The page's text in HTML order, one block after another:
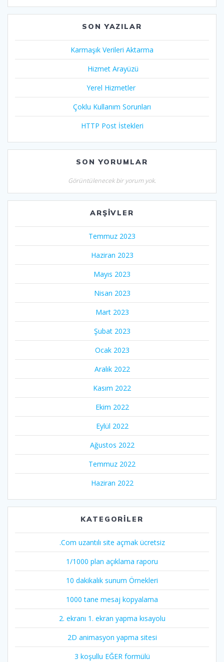
SON YAZILAR
Karmaşık Verileri Aktarma
Hizmet Arayüzü
Yerel Hizmetler
Çoklu Kullanım Sorunları
HTTP Post İstekleri
SON YORUMLAR
Görüntülenecek bir yorum yok.
ARŞIVLER
Temmuz 2023
Haziran 2023
Mayıs 2023
Nisan 2023
Mart 2023
Şubat 2023
Ocak 2023
Aralık 2022
Kasım 2022
Ekim 2022
Eylül 2022
Ağustos 2022
Temmuz 2022
Haziran 2022
KATEGORILER
.Com uzantılı site açmak ücretsiz
1/1000 plan açıklama raporu
10 dakikalık sunum Örnekleri
1000 tane mesaj kopyalama
2. ekranı 1. ekran yapma kısayolu
2D animasyon yapma sitesi
3 koşullu EĞER formülü